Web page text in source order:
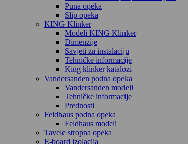
Puna opeka
Slip opeka
KING Klinker
Modeli KING Klinker
Dimenzije
Savjeti za instalaciju
Tehničke informacije
King klinker katalozi
Vandersanden podna opeka
Vandersanden modeli
Tehničke informacije
Prednosti
Feldhaus podna opeka
Feldhaus modeli
Tavele stropna opeka
E-board izolacija